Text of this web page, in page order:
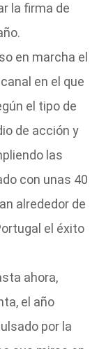
la firma de
en marcha el
en el que
el tipo de
de acción y
las
con unas 40
alrededor de
el éxito
ahora,
el año
por la